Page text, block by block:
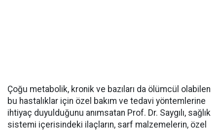
Çoğu metabolik, kronik ve bazıları da ölümcül olabilen
bu hastalıklar için özel bakım ve tedavi yöntemlerine
ihtiyaç duyulduğunu anımsatan Prof. Dr. Saygılı, sağlık
sistemi içerisindeki ilaçların, sarf malzemelerin, özel